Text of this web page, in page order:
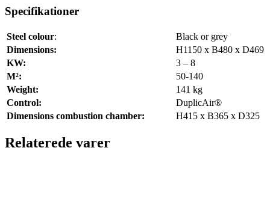
Specifikationer
Steel colour:
Black or grey
Dimensions:
H1150 x B480 x D469
KW:
3 – 8
M²:
50-140
Weight:
141 kg
Control:
DuplicAir®
Dimensions combustion chamber:
H415 x B365 x D325
Relaterede varer